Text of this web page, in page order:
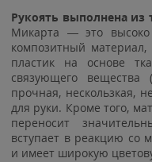
Рукоять выполнена из
Микарта — это высоко
композитный
пластик на основе
связующего вещества
прочная, нескользкая,
для руки. Кроме того,
переносит
вступает в реакцию со
и имеет широкую